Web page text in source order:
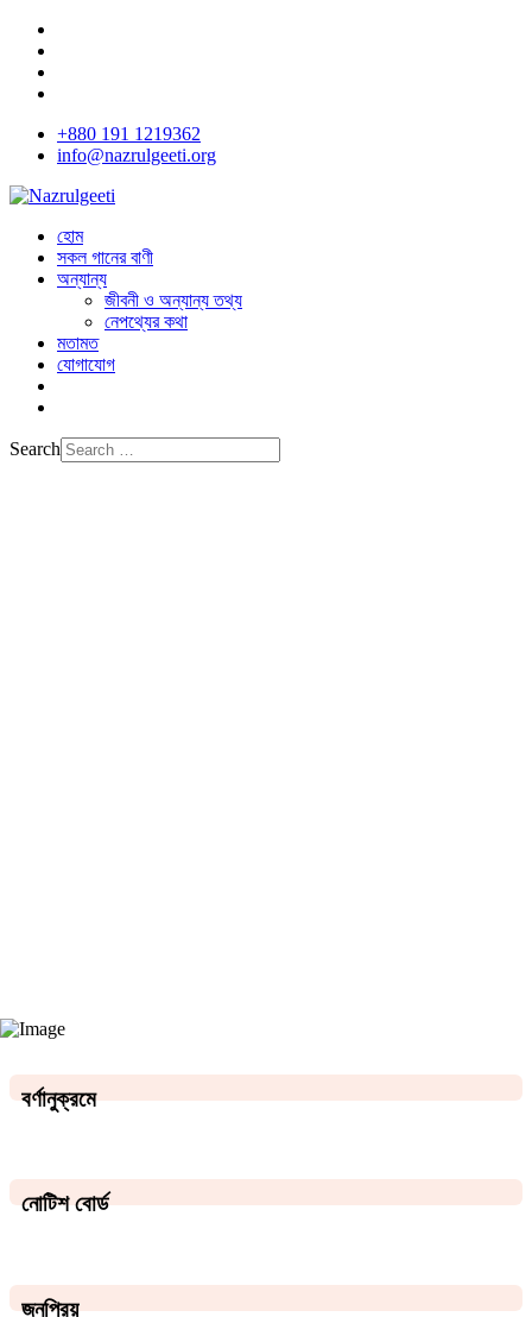
+880 191 1219362
info@nazrulgeeti.org
হোম
সকল গানের বাণী
অন্যান্য
জীবনী ও অন্যান্য তথ্য
নেপথ্যের কথা
মতামত
যোগাযোগ
Search
বর্ণানুক্রমে
নোটিশ বোর্ড
জনপ্রিয়